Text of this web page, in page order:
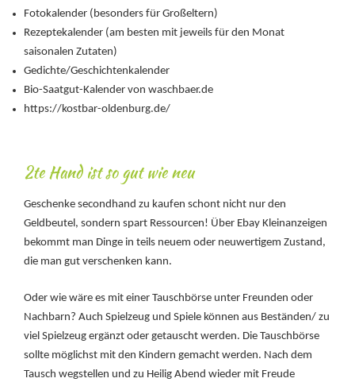
Fotokalender (besonders für Großeltern)
Rezeptekalender (am besten mit jeweils für den Monat
saisonalen Zutaten)
Gedichte/Geschichtenkalender
Bio-Saatgut-Kalender von waschbaer.de
https://kostbar-oldenburg.de/
2te Hand ist so gut wie neu
Geschenke secondhand zu kaufen schont nicht nur den
Geldbeutel, sondern spart Ressourcen! Über Ebay Kleinanzeigen
bekommt man Dinge in teils neuem oder neuwertigem Zustand,
die man gut verschenken kann.
Oder wie wäre es mit einer Tauschbörse unter Freunden oder
Nachbarn? Auch Spielzeug und Spiele können aus Beständen/ zu
viel Spielzeug ergänzt oder getauscht werden. Die Tauschbörse
sollte möglichst mit den Kindern gemacht werden. Nach dem
Tausch wegstellen und zu Heilig Abend wieder mit Freude